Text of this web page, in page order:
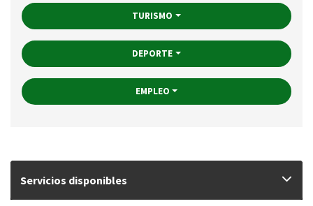
TURISMO
DEPORTE
EMPLEO
Servicios disponibles